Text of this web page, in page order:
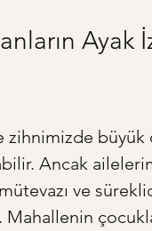
büyük
Ancak
ve
Mahallenin